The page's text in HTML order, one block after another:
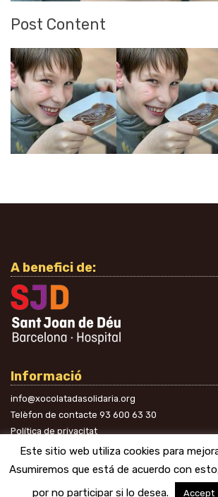
Post Content
A benefici de:
Informació
info@xocolatadasolidaria.org
Telèfon de contacte 93 600 63 30
Política de privacitat
A les xarxes
Este sitio web utiliza cookies para
Asumiremos que está de acuerdo con
por no participar si lo desea.
Accept